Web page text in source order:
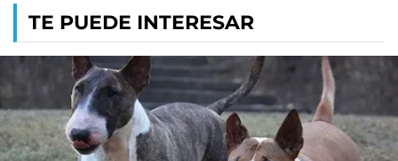
TE PUEDE INTERESAR